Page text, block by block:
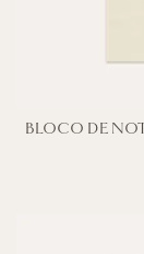
BLOCO DE